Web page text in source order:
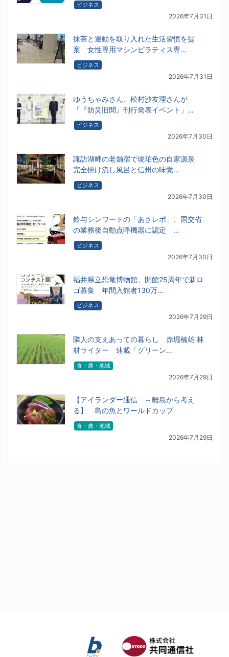
ビジネス
2026年7月31日
抹茶と運動を取り入れた生活習慣を提
案 女性専用マシンピラティス専…
ビジネス
2026年7月31日
ゆうちゃみさん、松村沙友理さんが
「『防災旧聞』刊行発表イベント」…
ビジネス
2026年7月30日
諏訪湖畔の老舗宿で琥珀色の自家源泉
完全掛け流し風呂と信州の味覚…
ビジネス
2026年7月30日
鈴与シンワートの「あさレポ」、国交省
の業務後自動点呼機器に認定 …
ビジネス
2026年7月30日
福井県立恐竜博物館、開館25周年で新ロ
ゴ募集 年間入館者130万…
ビジネス
2026年7月29日
隣人の支えあっての暮らし 赤堀楠雄 林
材ライター 連載「グリーン…
食・農・地域
2026年7月29日
【アイランダー通信 ～離島から考え
る】 島の魚とワールドカップ
食・農・地域
2026年7月29日